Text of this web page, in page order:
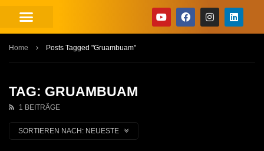
Home Posts Tagged "Gruambuam"
TAG: GRUAMBUAM
1 BEITRÄGE
SORTIEREN NACH: NEUESTE